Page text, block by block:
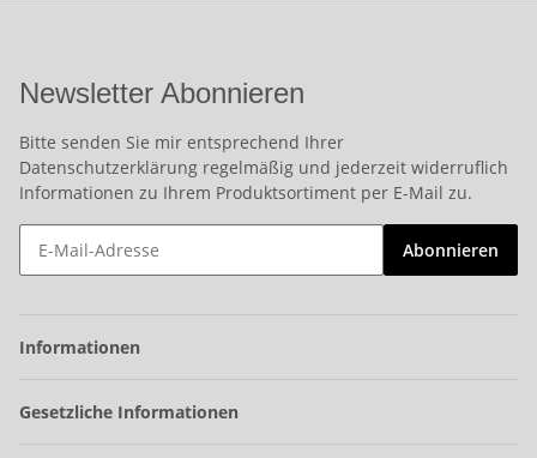
Newsletter Abonnieren
Bitte senden Sie mir entsprechend Ihrer
Datenschutzerklärung regelmäßig und jederzeit widerruflich
Informationen zu Ihrem Produktsortiment per E-Mail zu.
Abonnieren
Informationen
Gesetzliche Informationen